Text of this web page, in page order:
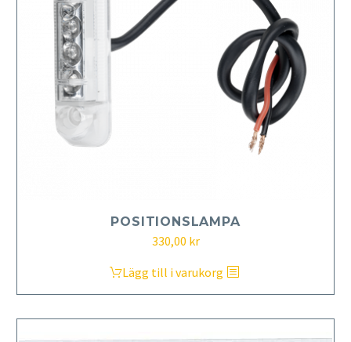
POSITIONSLAMPA
330,00 kr
Lägg till i varukorg